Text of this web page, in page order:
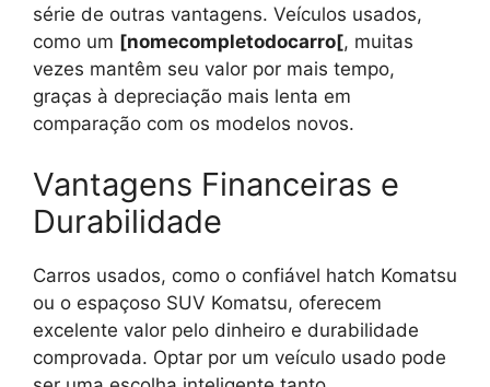
série de outras vantagens. Veículos usados,
como um [nomecompletodocarro[, muitas
vezes mantêm seu valor por mais tempo,
graças à depreciação mais lenta em
comparação com os modelos novos.
Vantagens Financeiras e
Durabilidade
Carros usados, como o confiável hatch Komatsu
ou o espaçoso SUV Komatsu, oferecem
excelente valor pelo dinheiro e durabilidade
comprovada. Optar por um veículo usado pode